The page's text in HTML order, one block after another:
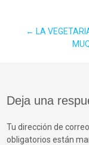
← LA
Deja una
Tu dirección de
obligatorios están